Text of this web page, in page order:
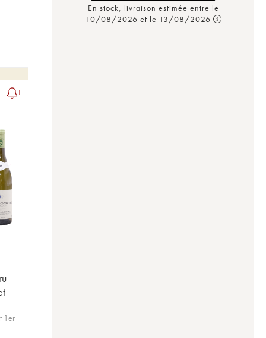
1
1er
En stock, livraison estimée entre le
10/08/2026 et le 13/08/2026